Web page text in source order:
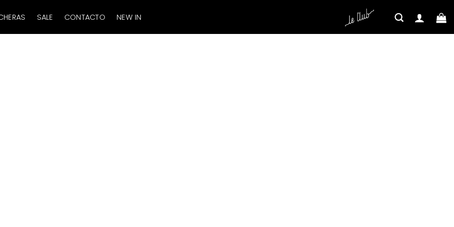
SALE CONTACTO NEW IN